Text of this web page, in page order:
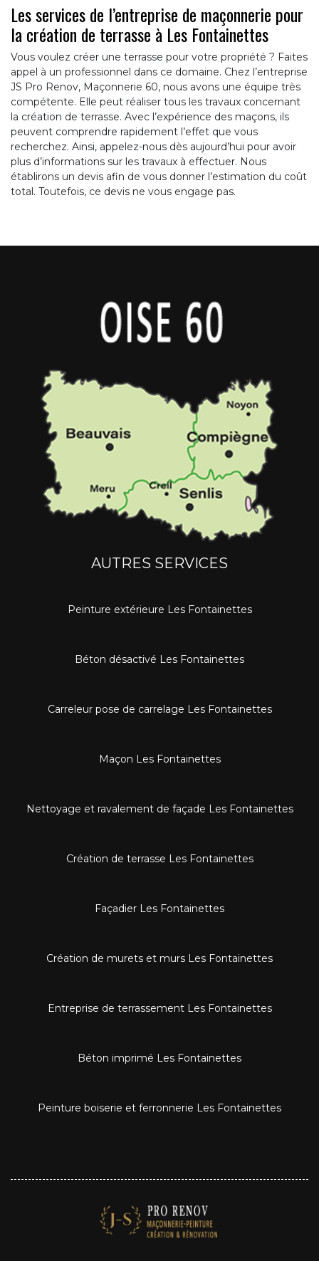
Les services de l’entreprise de maçonnerie pour
la création de terrasse à Les Fontainettes
Vous voulez créer une terrasse pour votre propriété ? Faites
appel à un professionnel dans ce domaine. Chez l’entreprise
JS Pro Renov, Maçonnerie 60, nous avons une équipe très
compétente. Elle peut réaliser tous les travaux concernant
la création de terrasse. Avec l’expérience des maçons, ils
peuvent comprendre rapidement l’effet que vous
recherchez. Ainsi, appelez-nous dès aujourd’hui pour avoir
plus d’informations sur les travaux à effectuer. Nous
établirons un devis afin de vous donner l’estimation du coût
total. Toutefois, ce devis ne vous engage pas.
AUTRES SERVICES
Peinture extérieure Les Fontainettes
Béton désactivé Les Fontainettes
Carreleur pose de carrelage Les Fontainettes
Maçon Les Fontainettes
Nettoyage et ravalement de façade Les Fontainettes
Création de terrasse Les Fontainettes
Façadier Les Fontainettes
Création de murets et murs Les Fontainettes
Entreprise de terrassement Les Fontainettes
Béton imprimé Les Fontainettes
Peinture boiserie et ferronnerie Les Fontainettes